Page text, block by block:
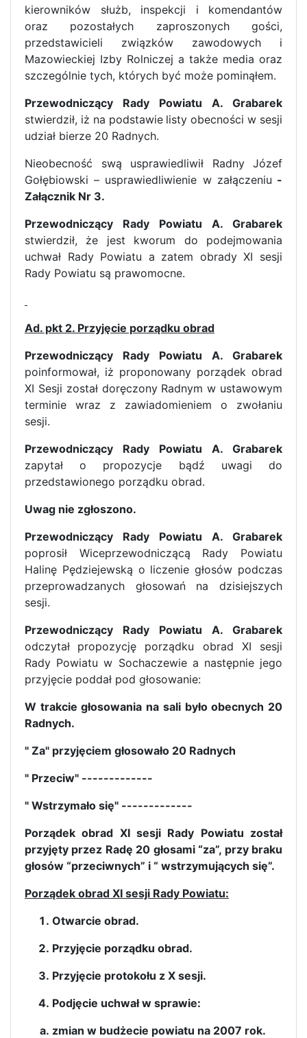
kierowników służb, inspekcji i komendantów
oraz pozostałych zaproszonych gości,
przedstawicieli związków zawodowych i
Mazowieckiej Izby Rolniczej a także media oraz
szczególnie tych, których być może pominąłem.
Przewodniczący Rady Powiatu A. Grabarek
stwierdził, iż na podstawie listy obecności w sesji
udział bierze 20 Radnych.
Nieobecność swą usprawiedliwił Radny Józef
Gołębiowski – usprawiedliwienie w załączeniu -
Załącznik Nr 3.
Przewodniczący Rady Powiatu A. Grabarek
stwierdził, że jest kworum do podejmowania
uchwał Rady Powiatu a zatem obrady XI sesji
Rady Powiatu są prawomocne.
Ad. pkt 2. Przyjęcie porządku obrad
Przewodniczący Rady Powiatu A. Grabarek
poinformował, iż proponowany porządek obrad
XI Sesji został doręczony Radnym w ustawowym
terminie wraz z zawiadomieniem o zwołaniu
sesji.
Przewodniczący Rady Powiatu A. Grabarek
zapytał o propozycje bądź uwagi do
przedstawionego porządku obrad.
Uwag nie zgłoszono.
Przewodniczący Rady Powiatu A. Grabarek
poprosił Wiceprzewodniczącą
Rady Powiatu
Halinę Pędziejewską o liczenie głosów podczas
przeprowadzanych głosowań na dzisiejszych
sesji.
Przewodniczący Rady Powiatu A. Grabarek
odczytał propozycję porządku obrad XI sesji
Rady Powiatu w Sochaczewie a następnie jego
przyjęcie poddał pod głosowanie:
W trakcie głosowania na sali było obecnych 20
Radnych.
" Za" przyjęciem głosowało 20 Radnych
" Przeciw" -------------
" Wstrzymało się" -------------
Porządek obrad XI sesji Rady Powiatu został
przyjęty przez Radę 20 głosami “za”, przy braku
głosów “przeciwnych” i “ wstrzymujących się”.
Porządek obrad XI sesji Rady Powiatu:
Otwarcie obrad.
Przyjęcie porządku obrad.
Przyjęcie protokołu z X sesji.
Podjęcie uchwał w sprawie:
zmian w budżecie powiatu na 2007 rok.